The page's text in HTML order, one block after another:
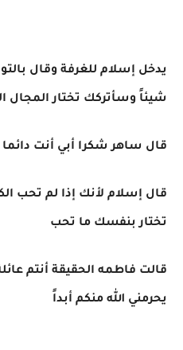
يدخل إسلام للغرفة وقال
شيئاً وسأتركك تختار المجال
قال ساهر شكرا أبي أنت دائما
قال إسلام لأنك إذا لم تحب
تختار بنفسك ما تحب
قالت فاطمه الحقيقة أنتم
يحرمني الله منكم أبداً